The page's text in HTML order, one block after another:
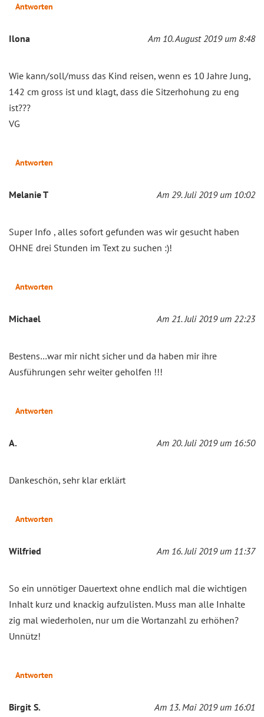
Antworten
Ilona Am 10. August 2019 um 8:48
Wie kann/soll/muss das Kind reisen, wenn es 10 Jahre Jung,
142 cm gross ist und klagt, dass die Sitzerhohung zu eng
ist???
VG
Antworten
Melanie T Am 29. Juli 2019 um 10:02
Super Info , alles sofort gefunden was wir gesucht haben
OHNE drei Stunden im Text zu suchen :)!
Antworten
Michael Am 21. Juli 2019 um 22:23
Bestens…war mir nicht sicher und da haben mir ihre
Ausführungen sehr weiter geholfen !!!
Antworten
A. Am 20. Juli 2019 um 16:50
Dankeschön, sehr klar erklärt
Antworten
Wilfried Am 16. Juli 2019 um 11:37
So ein unnötiger Dauertext ohne endlich mal die wichtigen
Inhalt kurz und knackig aufzulisten. Muss man alle Inhalte
zig mal wiederholen, nur um die Wortanzahl zu erhöhen?
Unnütz!
Antworten
Birgit S. Am 13. Mai 2019 um 16:01